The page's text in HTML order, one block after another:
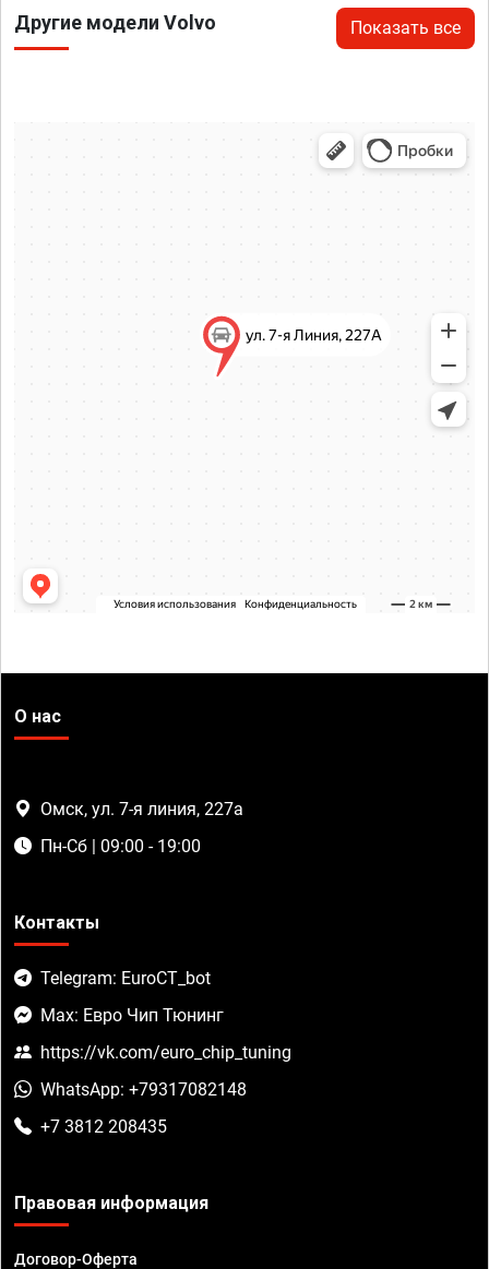
Другие модели Volvo Показать все
О нас
Омск, ул. 7-я линия, 227а
Пн-Сб | 09:00 - 19:00
Контакты
Telegram: EuroCT_bot
Max: Евро Чип Тюнинг
https://vk.com/euro_chip_tuning
WhatsApp: +79317082148
+7 3812 208435
Правовая информация
Договор-Оферта